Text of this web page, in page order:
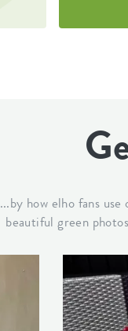
...by how elho fans
beautiful green